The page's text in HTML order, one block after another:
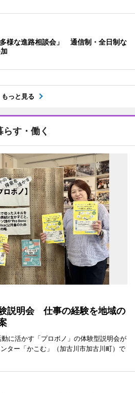
様な進路相談会」 通信制・全日制な
加
もっと見る
らす・働く
説明会 仕事の経験を地域の
に活かす「プロボノ」の体験型説明会が
ター「かこむ」（加古川市加古川町）で